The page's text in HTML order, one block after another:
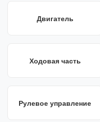
Двигатель
Ходовая часть
Рулевое управление